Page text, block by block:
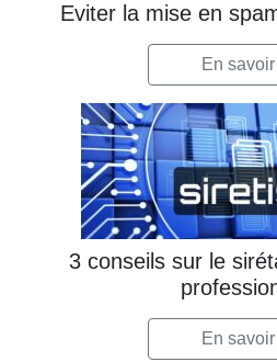
Eviter la mise en
En
3 conseils sur le
En